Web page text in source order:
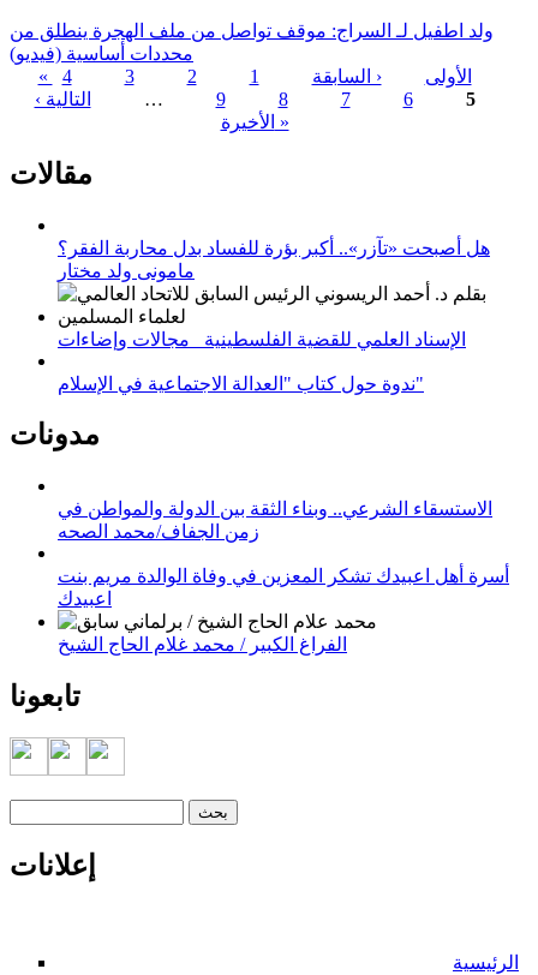
ولد اطفيل لـ السراج: موقف تواصل من ملف الهجرة ينطلق من
محددات أساسية (فيديو)
الصفحات
« الأولى ‹ السابقة 1
2
3
4
5
6
7
8
9
…
التالية ›
الأخيرة »
مقالات
هل أصبحت «تآزر».. أكبر بؤرة للفساد بدل محاربة الفقر؟
مامونى ولد مختار
الإسناد العلمي للقضية الفلسطينية_ مجالات وإضاءات
ندوة حول كتاب "العدالة الاجتماعية في الإسلام"
مدونات
الاستسقاء الشرعي.. وبناء الثقة بين الدولة والمواطن في
زمن الجفاف/محمد الصحه
أسرة أهل اعبيدك تشكر المعزين في وفاة الوالدة مريم بنت
اعبيدك
الفراغ الكبير / محمد غلام الحاج الشيخ
تابعونا
إعلانات
الرئيسية